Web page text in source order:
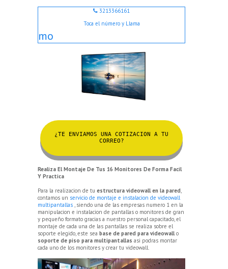
3213366161
Toca el número y Llama
mo
¿TE ENVIAMOS UNA COTIZACION A TU
CORREO?
Realiza El Montaje De Tus 16 Monitores De Forma Facil
Y Practica
Para la realizacion de tu estructura videowall en la pared
contamos un servicio de montaje e instalacion de videowall
multipantallas , siendo una de las empresas numero 1 en la
manipulacion e instalacion de pantallas o monitores de gran
y pequeño formato gracias a nuestro personal capacitado, el
montaje de cada una de las pantallas se realiza sobre el
soporte elegido, este sea base de pared para videowall o
soporte de piso para multipantallas asi podras montar
cada uno de los monitores y crear tu videowall.